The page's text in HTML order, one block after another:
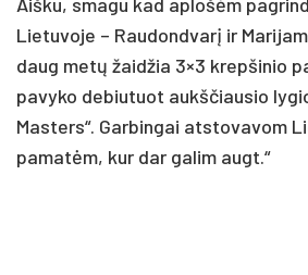
Aišku, smagu kad aplošėm
Lietuvoje – Raudondvarį ir
daug metų žaidžia 3×3 krepšinio
pavyko debiutuot aukščiausio
Masters“. Garbingai atstovavom
pamatėm, kur dar galim augt.“